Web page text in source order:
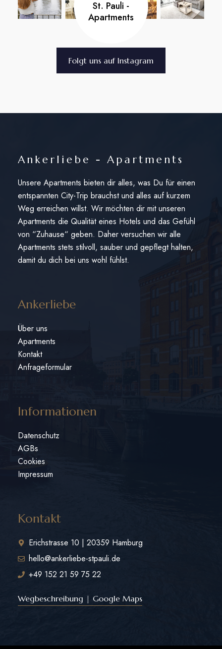
St. Pauli -
Apartments
Folgt uns auf Instagram
Ankerliebe - Apartments
Unsere Apartments bieten dir alles, was Du für einen
entspannten City-Trip brauchst und alles auf kurzem
Weg erreichen willst. Wir möchten dir mit unseren
Apartments die Qualität eines Hotels und das Gefühl
von “Zuhause“ geben. Daher versuchen wir alle
Apartments stets stilvoll, sauber und gepflegt halten,
damit du dich bei uns wohl fühlst.
Ankerliebe
Über uns
Apartments
Kontakt
Anfrageformular
Informationen
Datenschutz
AGBs
Cookies
Impressum
Kontakt
Erichstrasse 10 | 20359 Hamburg
hello@ankerliebe-stpauli.de
+49 152 21 59 75 22
Wegbeschreibung | Google Maps